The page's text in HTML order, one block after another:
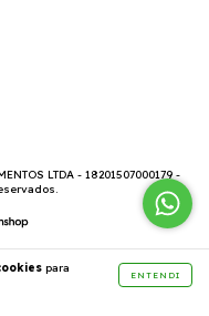
para
ENTENDI
LTDA - 18201507000179 -